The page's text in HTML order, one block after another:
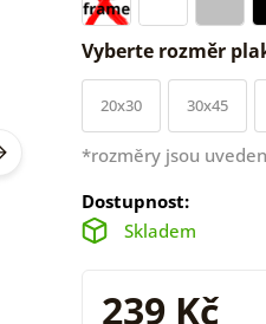
Vyberte rozměr
20x30 30x45
*rozměry jsou
Dostupnost:
Skladem
239 Kč